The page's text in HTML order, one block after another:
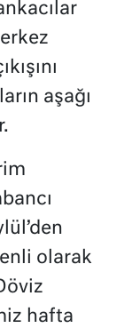
aşağı
olarak
hafta